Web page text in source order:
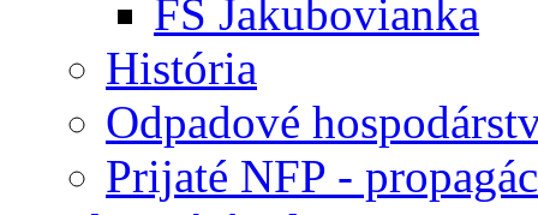
FS Jakubovianka
História
Odpadové
Prijaté NFP -